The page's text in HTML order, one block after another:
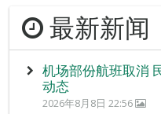
最新新闻
机场部份航班取消
动态
2026年8月8日 22:56